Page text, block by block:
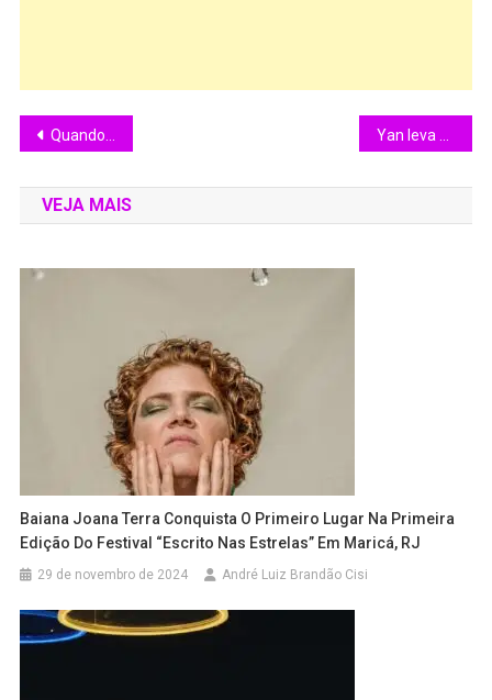
Quando o palco vira casa: Altemar Dutra Jr. homenageia o Nordeste em novo álbum
VEJA MAIS
Baiana Joana Terra Conquista O Primeiro Lugar Na Primeira
Edição Do Festival “Escrito Nas Estrelas” Em Maricá, RJ
29 de novembro de 2024 André Luiz Brandão Cisi